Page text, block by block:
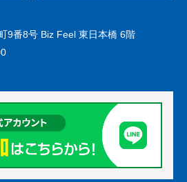
9番8号 Biz Feel 東日本橋 6階